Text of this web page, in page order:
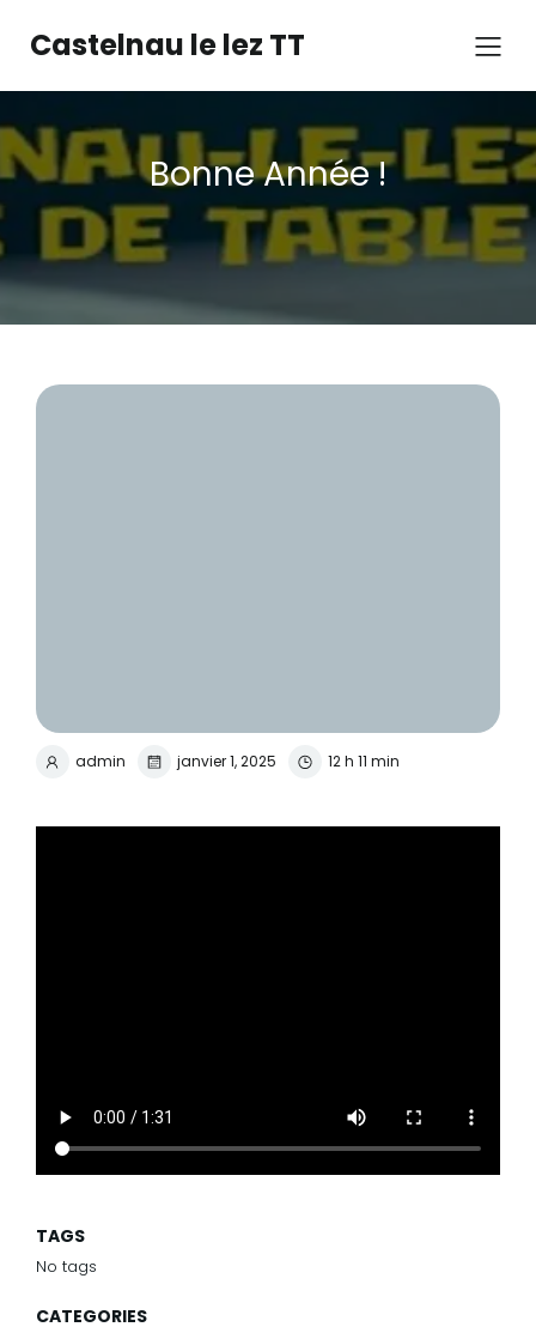
Castelnau le lez TT
Bonne Année !
admin janvier 1, 2025 12 h 11 min
TAGS
No tags
CATEGORIES